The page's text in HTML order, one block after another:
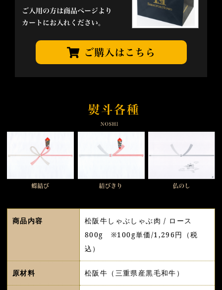
商品内容
松阪牛しゃぶしゃぶ肉 / ロース
800g ※100g単価/1,296円（税
込）
原材料 松阪牛（三重県産黒毛和牛）